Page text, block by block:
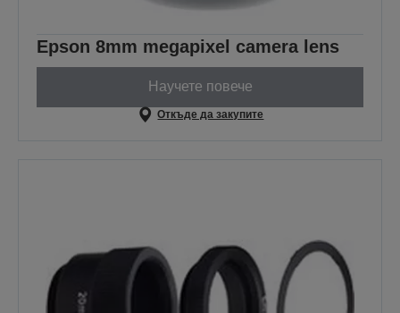
Epson 8mm megapixel camera lens
Научете повече
Откъде да закупите